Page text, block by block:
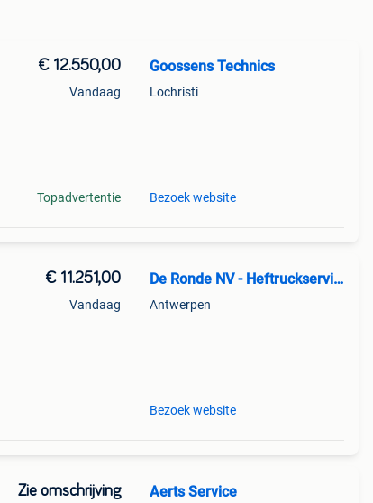
€ 12.550,00
Vandaag
Topadvertentie
Goossens Technics
Lochristi
Bezoek website
€ 11.251,00
Vandaag
De Ronde NV - Heftruckservice
Antwerpen
Bezoek website
Zie omschrijving Aerts Service